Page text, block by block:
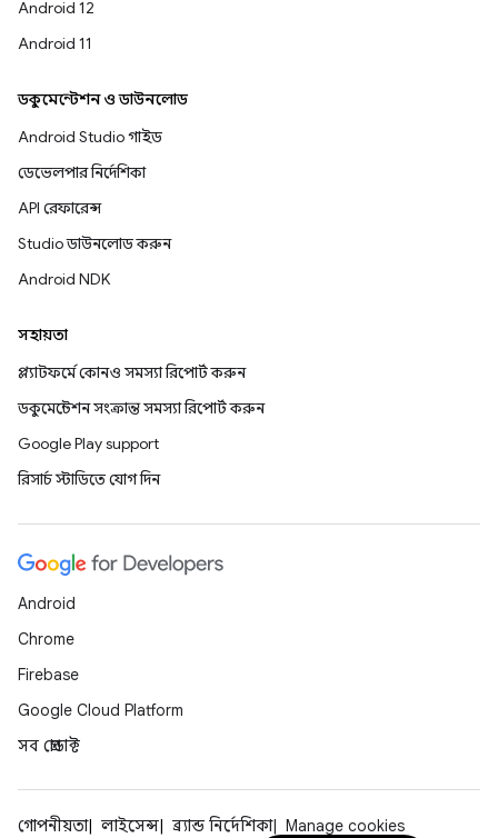
Android 12
Android 11
ডকুমেন্টেশন ও ডাউনলোড
Android Studio গাইড
ডেভেলপার নির্দেশিকা
API রেফারেন্স
Studio ডাউনলোড করুন
Android NDK
সহায়তা
প্ল্যাটফর্মে কোনও সমস্যা রিপোর্ট করুন
ডকুমেন্টেশন সংক্রান্ত সমস্যা রিপোর্ট করুন
Google Play support
রিসার্চ স্টাডিতে যোগ দিন
Android
Chrome
Firebase
Google Cloud Platform
সব প্রোডাক্ট
গোপনীয়তা লাইসেন্স ব্র্যান্ড নির্দেশিকা
Manage cookies